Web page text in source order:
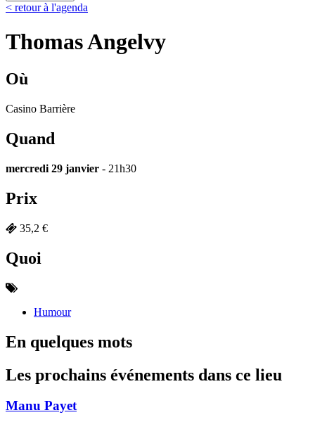
< retour à l'agenda
Thomas Angelvy
Où
Casino Barrière
Quand
mercredi 29 janvier - 21h30
Prix
35,2 €
Quoi
Humour
En quelques mots
Les prochains événements dans ce lieu
Manu Payet